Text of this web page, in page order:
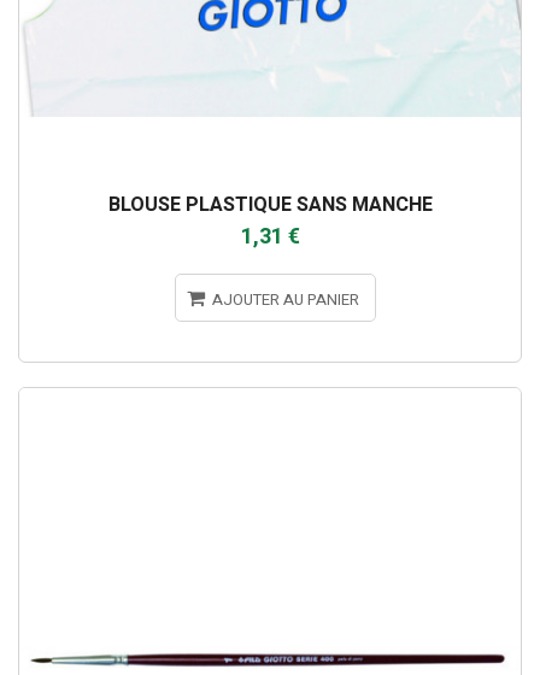
BLOUSE PLASTIQUE SANS MANCHE
1,31 €
AJOUTER AU PANIER